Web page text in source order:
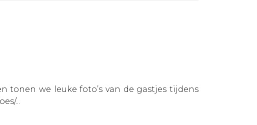
tonen we leuke foto’s van de gastjes tijdens
...